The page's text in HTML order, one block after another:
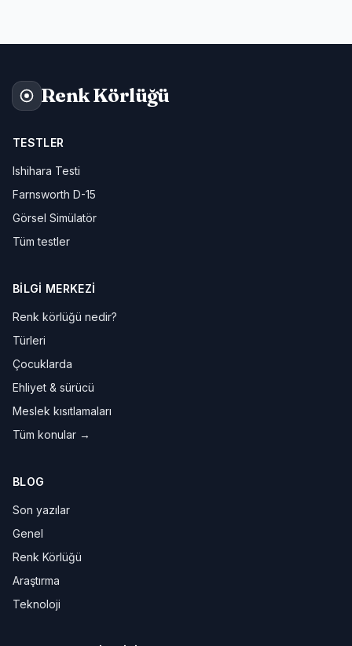
Renk Körlüğü
TESTLER
Ishihara Testi
Farnsworth D-15
Görsel Simülatör
Tüm testler
BILGI MERKEZI
Renk körlüğü nedir?
Türleri
Çocuklarda
Ehliyet & sürücü
Meslek kısıtlamaları
Tüm konular →
BLOG
Son yazılar
Genel
Renk Körlüğü
Araştırma
Teknoloji